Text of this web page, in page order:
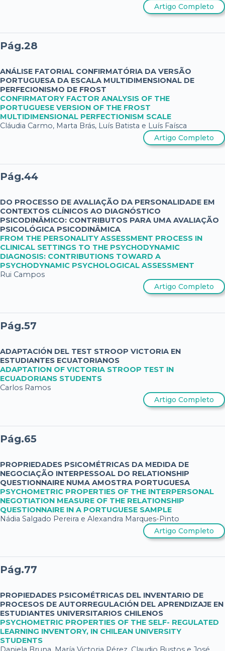
Artigo Completo
Pág.28
ANÁLISE FATORIAL CONFIRMATÓRIA DA VERSÃO
PORTUGUESA DA ESCALA MULTIDIMENSIONAL DE
PERFECIONISMO DE FROST
CONFIRMATORY FACTOR ANALYSIS OF THE
PORTUGUESE VERSION OF THE FROST
MULTIDIMENSIONAL PERFECTIONISM SCALE
Cláudia Carmo, Marta Brás, Luís Batista e Luís Faísca
Artigo Completo
Pág.44
DO PROCESSO DE AVALIAÇÃO DA PERSONALIDADE EM
CONTEXTOS CLÍNICOS AO DIAGNÓSTICO
PSICODINÂMICO: CONTRIBUTOS PARA UMA AVALIAÇÃO
PSICOLÓGICA PSICODINÂMICA
FROM THE PERSONALITY ASSESSMENT PROCESS IN
CLINICAL SETTINGS TO THE PSYCHODYNAMIC
DIAGNOSIS: CONTRIBUTIONS TOWARD A
PSYCHODYNAMIC PSYCHOLOGICAL ASSESSMENT
Rui Campos
Artigo Completo
Pág.57
ADAPTACIÓN DEL TEST STROOP VICTORIA EN
ESTUDIANTES ECUATORIANOS
ADAPTATION OF VICTORIA STROOP TEST IN
ECUADORIANS STUDENTS
Carlos Ramos
Artigo Completo
Pág.65
PROPRIEDADES PSICOMÉTRICAS DA MEDIDA DE
NEGOCIAÇÃO INTERPESSOAL DO RELATIONSHIP
QUESTIONNAIRE NUMA AMOSTRA PORTUGUESA
PSYCHOMETRIC PROPERTIES OF THE INTERPERSONAL
NEGOTIATION MEASURE OF THE RELATIONSHIP
QUESTIONNAIRE IN A PORTUGUESE SAMPLE
Nádia Salgado Pereira e Alexandra Marques-Pinto
Artigo Completo
Pág.77
PROPIEDADES PSICOMÉTRICAS DEL INVENTARIO DE
PROCESOS DE AUTORREGULACIÓN DEL APRENDIZAJE EN
ESTUDIANTES UNIVERSITARIOS CHILENOS
PSYCHOMETRIC PROPERTIES OF THE SELF- REGULATED
LEARNING INVENTORY, IN CHILEAN UNIVERSITY
STUDENTS